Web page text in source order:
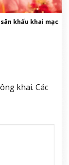
khấu khai mạc
khai. Các